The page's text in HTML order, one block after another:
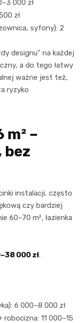
000 zł
zł
syfony): 2
designu” na każdej
a do tego łatwy
ważne jest też,
ryzyko
–
bez
instalacji, często
czy bardziej
60–70 m², łazienka
000 zł.
6 000–8 000 zł
robocizna: 11 000–15